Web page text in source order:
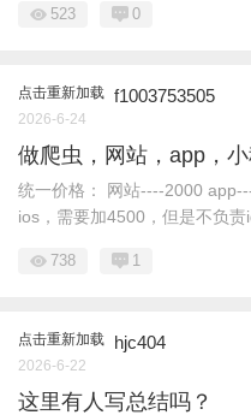
523 0
点击重新加载 f1003753505
2026-6-24
做爬虫，网站，app，
统一价格： 网站----2000
ios，需要加4500，但是不负责
738 1
点击重新加载 hjc404
2026-6-22
这里有人写总结吗？